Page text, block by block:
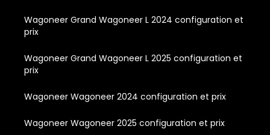
Wagoneer Grand Wagoneer L 2024 configuration et
prix
Wagoneer Grand Wagoneer L 2025 configuration et
prix
Wagoneer Wagoneer 2024 configuration et prix
Wagoneer Wagoneer 2025 configuration et prix